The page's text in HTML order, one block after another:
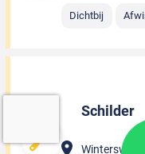
Dichtbij
Schilder
Winterswijk